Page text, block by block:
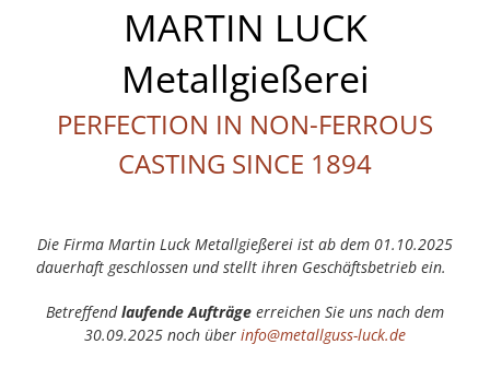
MARTIN LUCK
Metallgießerei
PERFECTION IN NON-FERROUS
CASTING SINCE 1894
Die Firma Martin Luck Metallgießerei ist ab dem 01.10.2025
dauerhaft geschlossen und stellt ihren Geschäftsbetrieb ein.
Betreffendlaufende Aufträge erreichen Sie uns nach dem
30.09.2025 noch über info@metallguss-luck.de